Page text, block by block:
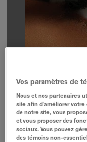
Vos paramètres de
Nous et nos partenaires
site afin d’améliorer
de notre site, vous
et vous proposer des
sociaux. Vous pouvez
des témoins non-